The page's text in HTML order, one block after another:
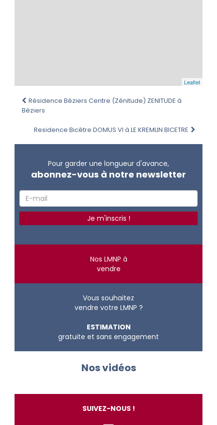
Leaflet
Résidence Béziers Centre (Zénitude) ZENITUDE à
Béziers
Residence Bicêtre DOMUS VI à LE KREMLIN BICETRE
Pour garder une longueur d'avance,
abonnez-vous à notre newsletter
Nos LMNP à
vendre
Vous souhaitez
vendre votre LMNP ?
ESTIMATION
gratuite et sans engagement
Nos vidéos
SUIVEZ-NOUS !